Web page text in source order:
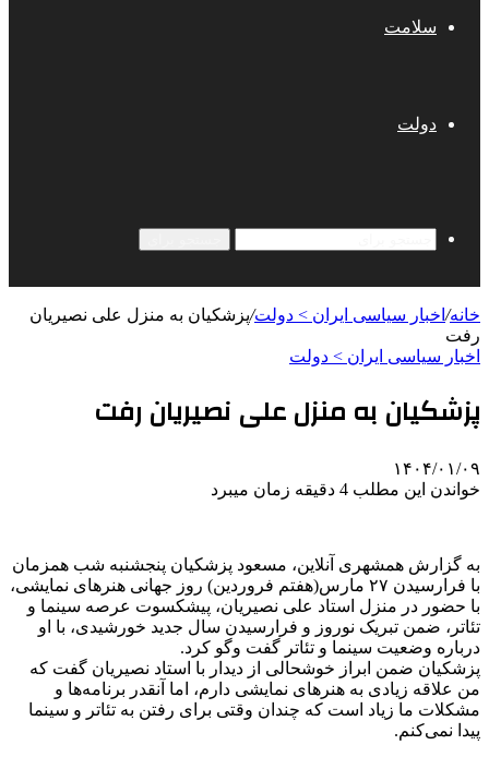
سلامت
دولت
خانه/ اخبار سیاسی ایران > دولت/پزشکیان به منزل علی نصیریان
رفت
اخبار سیاسی ایران > دولت
پزشکیان به منزل علی نصیریان رفت
۱۴۰۴/۰۱/۰۹
خواندن این مطلب 4 دقیقه زمان میبرد
به گزارش همشهری آنلاین، مسعود پزشکیان پنجشنبه شب همزمان
با فرارسیدن ۲۷ مارس(هفتم فروردین) روز جهانی هنرهای نمایشی،
با حضور در منزل استاد علی نصیریان، پیشکسوت عرصه سینما و
تئاتر، ضمن تبریک نوروز و فرارسیدن سال جدید خورشیدی، با او
درباره وضعیت سینما و تئاتر گفت وگو کرد.
پزشکیان ضمن ابراز خوشحالی از دیدار با استاد نصیریان گفت که
من علاقه زیادی به هنرهای نمایشی دارم، اما آنقدر برنامه‌ها و
مشکلات ما زیاد است که چندان وقتی برای رفتن به تئاتر و سینما
پیدا نمی‌کنم.